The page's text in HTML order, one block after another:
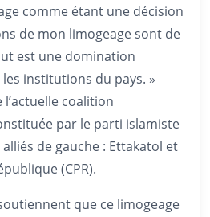
comme étant une décision
de mon limogeage sont de
est une domination
institutions du pays. »
coalition
par le parti islamiste
de gauche : Ettakatol et
(CPR).
que ce limogeage